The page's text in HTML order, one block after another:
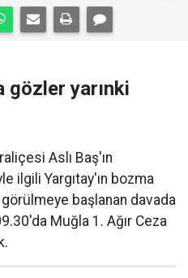
gözler yarınki
Aslı Baş'ın
ilgili Yargıtay'ın bozma
görülmeye başlanan davada
Muğla 1. Ağır Ceza